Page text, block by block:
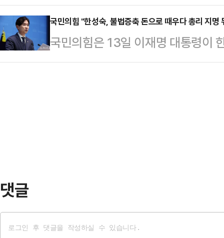
란과 미국은 47년 만에…
의 대표적인 논쟁거리다. 강력범죄
야 한다는 주장과 재사회화 기회를
있다. 韓, 국제 기준에서 특별히 관
년은 만 10세 이상 1…
물 비트코인 상장지수펀드(ETF)
논란, 스페이스X 기업공개(IPO)에
스크 등 각종 악재가 겹쳤지만 결
상자산 시황 플랫폼 코인게코에 따
국민의힘 "한성숙, 불법증축 돈으로 때우다 총리 지명
국민의힘은 13일 이재명 대통령이
고 "이번 인사는 이 대통령이 자신
댓글